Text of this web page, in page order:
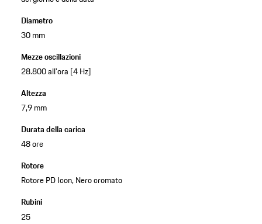
Diametro
30 mm
Mezze oscillazioni
28.800 all'ora [4 Hz]
Altezza
7,9 mm
Durata della carica
48 ore
Rotore
Rotore PD Icon, Nero cromato
Rubini
25